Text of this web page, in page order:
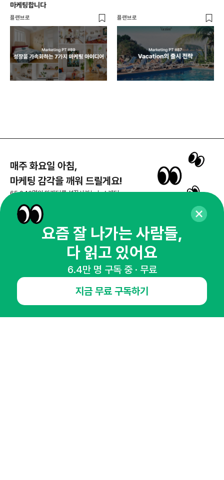
마케팅합니다
플랜브로 플랜브로
매주 화요일 아침,
마케팅 감각을 깨워 드릴게요!
65,043명의 마케터를 성장시키는 뉴스레터
뉴스레터 구독하기
공지사항 제휴문의
인사이터 신청
뉴스레터
광고안내
요즘 잘 나가는 사람들,
다 읽고 있어요
6.4만 명 구독 중 · 무료
지금 무료 구독하기